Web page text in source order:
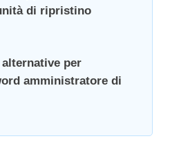
di ripristino
per
amministratore di